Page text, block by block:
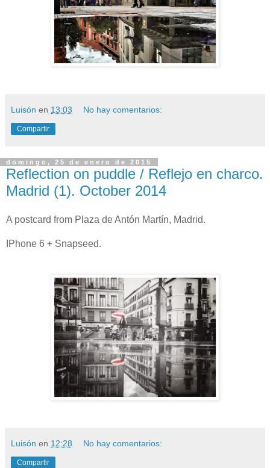
Luisón en 13:03 No hay comentarios:
Compartir
domingo, 25 de enero de 2015
Reflection on puddle / Reflejo en charco.
Madrid (1). October 2014
A postcard from Plaza de Antón Martín, Madrid.
IPhone 6 + Snapseed.
Luisón en 12:28 No hay comentarios:
Compartir